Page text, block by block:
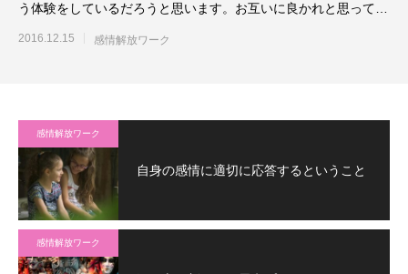
う体験をしているだろうと思います。お互いに良かれと思ってや
っていることがかみ合わな
2016.12.15 感情解放ワーク
感情解放ワーク
自身の感情に適切に応答するということ
感情解放ワーク